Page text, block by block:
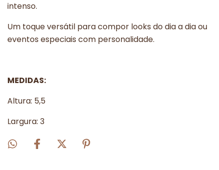
intenso.
Um toque versátil para compor looks do dia a dia ou
eventos especiais com personalidade.
MEDIDAS:
Altura: 5,5
Largura: 3